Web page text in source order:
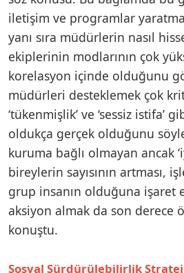
iletişim ve programlar
yanı sıra müdürlerin nasıl
ekiplerinin modlarının çok
korelasyon içinde olduğunu
müdürleri desteklemek çok
‘tükenmişlik’ ve ‘sessiz istifa’
oldukça gerçek olduğunu
kuruma bağlı olmayan ancak
bireylerin sayısının artması,
grup insanın olduğuna işaret
aksiyon almak da son derece
konuştu.
Sosyal Sürdürülebilirlik